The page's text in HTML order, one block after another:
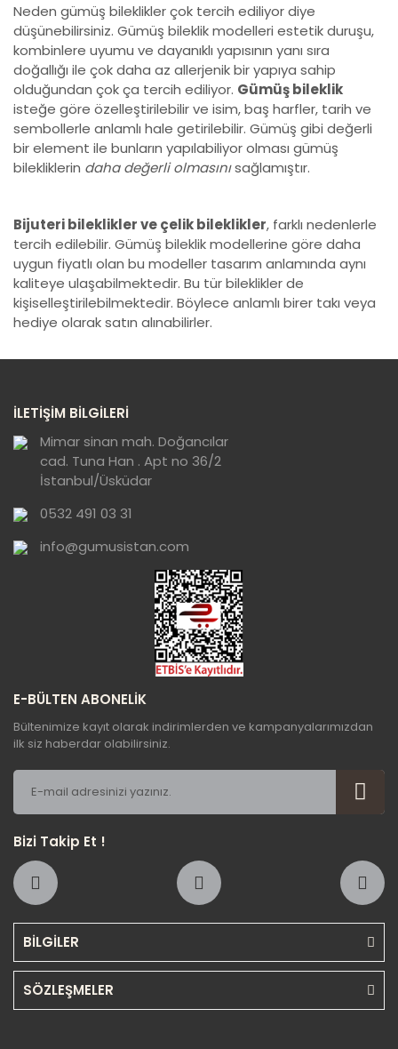
Neden gümüş bileklikler çok tercih ediliyor diye
düşünebilirsiniz. Gümüş bileklik modelleri estetik duruşu,
kombinlere uyumu ve dayanıklı yapısının yanı sıra
doğallığı ile çok daha az allerjenik bir yapıya sahip
olduğundan çok ça tercih ediliyor. Gümüş bileklik
isteğe göre özelleştirilebilir ve isim, baş harfler, tarih ve
sembollerle anlamlı hale getirilebilir. Gümüş gibi değerli
bir element ile bunların yapılabiliyor olması gümüş
bilekliklerin daha değerli olmasınısağlamıştır.
Bijuteri bileklikler ve çelik bileklikler, farklı nedenlerle
tercih edilebilir. Gümüş bileklik modellerine göre daha
uygun fiyatlı olan bu modeller tasarım anlamında aynı
kaliteye ulaşabilmektedir. Bu tür bileklikler de
kişiselleştirilebilmektedir. Böylece anlamlı birer takı veya
hediye olarak satın alınabilirler.
İLETİŞİM BİLGİLERİ
Mimar sinan mah. Doğancılar
cad. Tuna Han . Apt no 36/2
İstanbul/Üsküdar
0532 491 03 31
info@gumusistan.com
BİLGİLER
SÖZLEŞMELER
E-BÜLTEN ABONELİK
Bültenimize kayıt olarak indirimlerden ve kampanyalarımızdan
ilk siz haberdar olabilirsiniz.
Bizi Takip Et !